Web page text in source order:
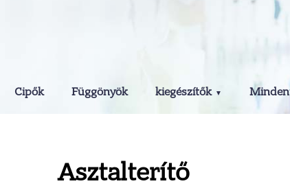
Cipők Függönyök kiegészítők
Asztalterítő